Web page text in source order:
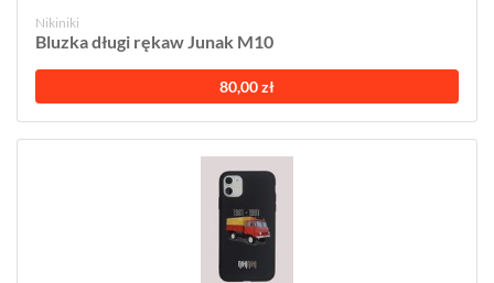
Nikiniki
Bluzka długi rękaw Junak M10
80,00 zł